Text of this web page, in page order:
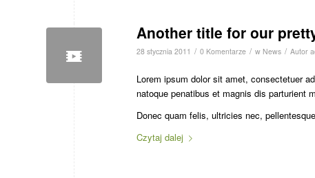
Another title for our
28 stycznia 2011 / 0 Komentarze / w News / Autor
Lorem ipsum dolor sit amet, consectetuer
natoque penatibus et magnis dis parturient
Donec quam felis, ultricies nec,
Czytaj dalej